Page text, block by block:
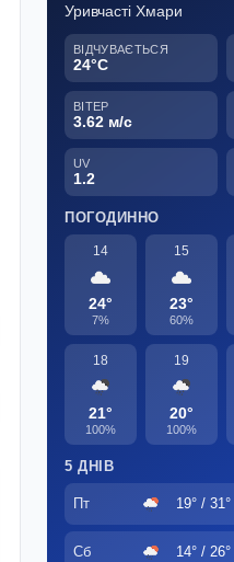
Уривчасті Хмари
ВІДЧУВАЄТЬСЯ
24°C
ВІТЕР
3.62 м/с
UV
1.2
ПОГОДИННО
14
24°
7%
15
23°
60%
18
21°
100%
19
20°
100%
5 ДНІВ
Пт 19° / 31°
Сб 14° / 26°